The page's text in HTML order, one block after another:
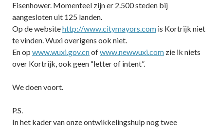
Eisenhower. Momenteel zijn er 2.500 steden bij
aangesloten uit 125 landen.
Op de websitehttp://www.citymayors.com is Kortrijk niet
te vinden. Wuxi overigens ook niet.
En op www.wuxi.gov.cnofwww.newwuxi.com zie ik niets
over Kortrijk, ook geen “letter of intent”.
We doen voort.
P.S.
In het kader van onze ontwikkelingshulp nog twee